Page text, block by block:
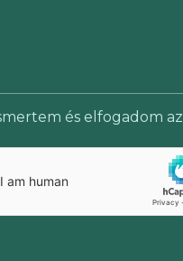
és elfogadom az